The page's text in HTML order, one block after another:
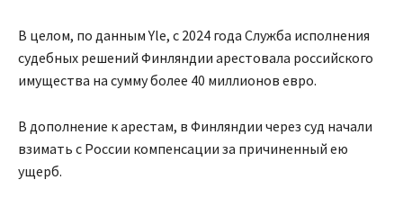
В целом, по данным Yle, с 2024 года Служба исполнения
судебных решений Финляндии арестовала российского
имущества на сумму более 40 миллионов евро.
В дополнение к арестам, в Финляндии через суд начали
взимать с России компенсации за причиненный ею
ущерб.